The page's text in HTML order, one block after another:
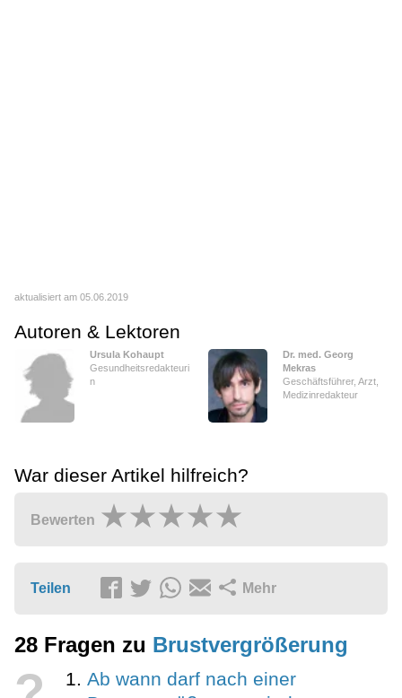
aktualisiert am 05.06.2019
Autoren & Lektoren
Ursula Kohaupt
Gesundheitsredakteuri
n
Dr. med. Georg
Mekras
Geschäftsführer, Arzt,
Medizinredakteur
War dieser Artikel hilfreich?
Bewerten
Teilen Mehr
28 Fragen zu Brustvergrößerung
Ab wann darf nach einer